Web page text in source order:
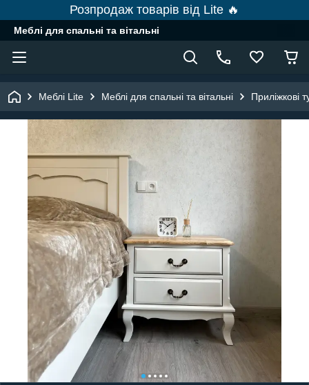
Розпродаж товарів від Lite 🔥
Меблі для спальні та вітальні
Меблі Lite Меблі для спальні та вітальні Приліжкові